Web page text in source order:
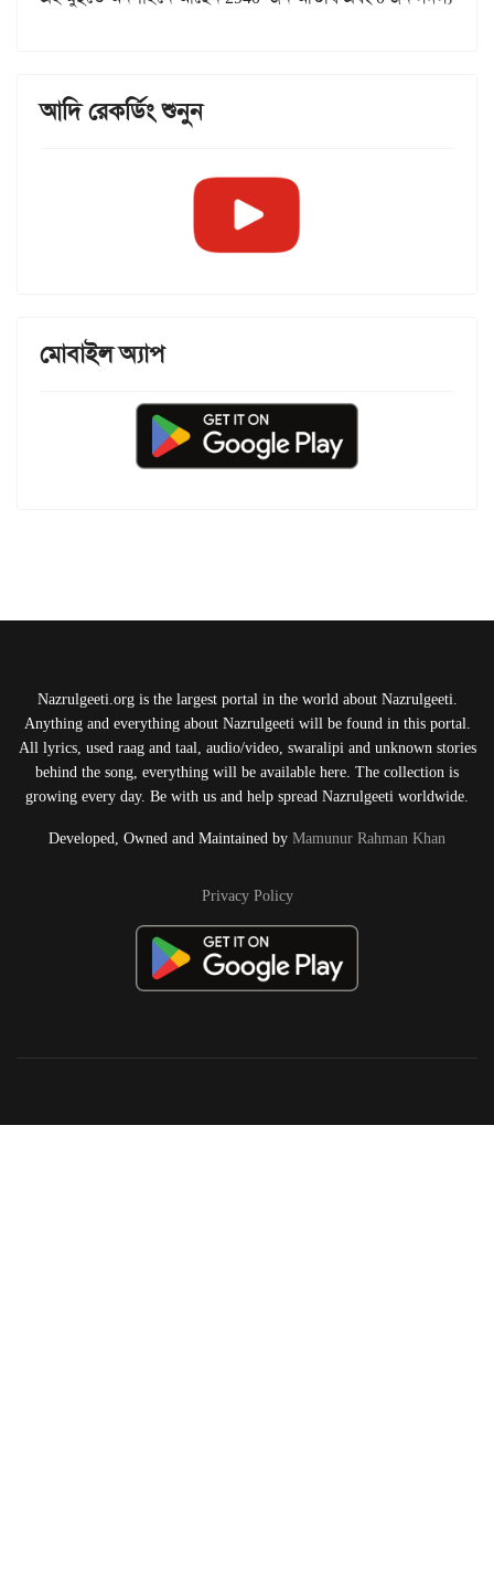
আদি রেকর্ডিং শুনুন
মোবাইল অ্যাপ
Nazrulgeeti.org is the largest portal in the world about Nazrulgeeti.
Anything and everything about Nazrulgeeti will be found in this portal.
All lyrics, used raag and taal, audio/video, swaralipi and unknown stories
behind the song, everything will be available here. The collection is
growing every day. Be with us and help spread Nazrulgeeti worldwide.
Developed, Owned and Maintained by Mamunur Rahman Khan
Privacy Policy